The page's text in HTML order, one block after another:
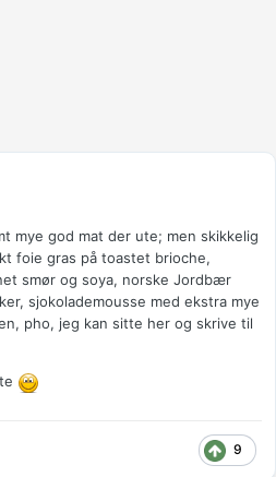
mye god mat der ute; men skikkelig
foie gras på toastet brioche,
smør og soya, norske Jordbær
sjokolademousse med ekstra mye
pho, jeg kan sitte her og skrive til
9